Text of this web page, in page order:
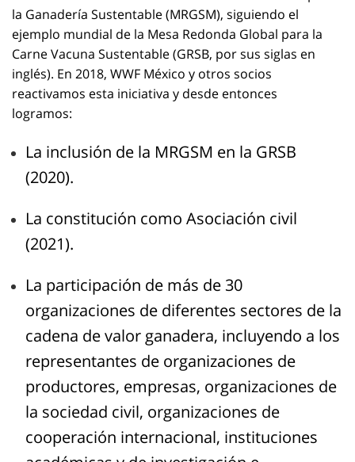
la Ganadería Sustentable (MRGSM), siguiendo el
ejemplo mundial de la Mesa Redonda Global para la
Carne Vacuna Sustentable (GRSB, por sus siglas en
inglés). En 2018, WWF México y otros socios
reactivamos esta iniciativa y desde entonces
logramos:
La inclusión de la MRGSM en la GRSB
(2020).
La constitución como Asociación civil
(2021).
La participación de más de 30
organizaciones de diferentes sectores de la
cadena de valor ganadera, incluyendo a los
representantes de organizaciones de
productores, empresas, organizaciones de
la sociedad civil, organizaciones de
cooperación internacional, instituciones